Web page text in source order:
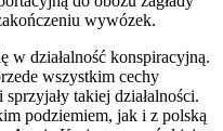
wywózek.
w działalność konspiracyjną.
wszystkim cechy
takiej działalności.
podziemiem, jak i z polską